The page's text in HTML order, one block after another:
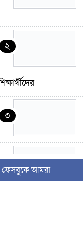
২
৩
৪
ফেসবুকে আমরা